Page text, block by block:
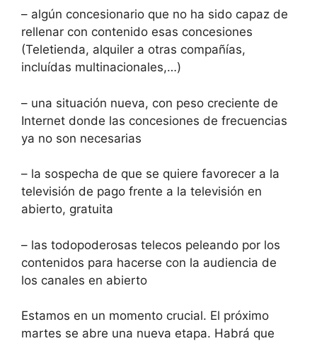
– algún concesionario que no ha sido capaz de
rellenar con contenido esas concesiones
(Teletienda, alquiler a otras compañías,
incluídas multinacionales,…)
– una situación nueva, con peso creciente de
Internet donde las concesiones de frecuencias
ya no son necesarias
– la sospecha de que se quiere favorecer a la
televisión de pago frente a la televisión en
abierto, gratuita
– las todopoderosas telecos peleando por los
contenidos para hacerse con la audiencia de
los canales en abierto
Estamos en un momento crucial. El próximo
martes se abre una nueva etapa. Habrá que